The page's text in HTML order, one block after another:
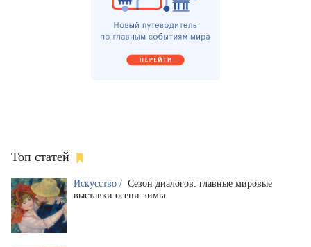
Топ статей
Искусство / Сезон диалогов: главные мировые
выставки осени-зимы